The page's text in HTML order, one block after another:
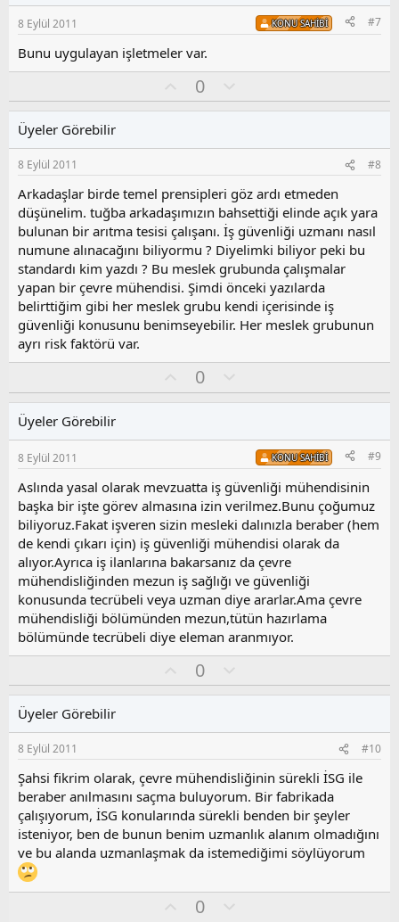
s
u
o
l
8 Eylül 2011 KONU SAHIBI #7
Bunu uygulayan işletmeler var.
y
0
l
s
u
z
o
y
l
a
Üyeler Görebilir
8 Eylül 2011 #8
Arkadaşlar birde temel prensipleri göz ardı etmeden
düşünelim. tuğba arkadaşımızın bahsettiği elinde açık yara
bulunan bir arıtma tesisi çalışanı. İş güvenliği uzmanı nasıl
numune alınacağını biliyormu ? Diyelimki biliyor peki bu
standardı kim yazdı ? Bu meslek grubunda çalışmalar
yapan bir çevre mühendisi. Şimdi önceki yazılarda
belirttiğim gibi her meslek grubu kendi içerisinde iş
güvenliği konusunu benimseyebilir. Her meslek grubunun
ayrı risk faktörü var.
y
0
l
s
u
z
o
y
l
a
Üyeler Görebilir
8 Eylül 2011 KONU SAHIBI #9
Aslında yasal olarak mevzuatta iş güvenliği mühendisinin
başka bir işte görev almasına izin verilmez.Bunu çoğumuz
biliyoruz.Fakat işveren sizin mesleki dalınızla beraber (hem
de kendi çıkarı için) iş güvenliği mühendisi olarak da
alıyor.Ayrıca iş ilanlarına bakarsanız da çevre
mühendisliğinden mezun iş sağlığı ve güvenliği
konusunda tecrübeli veya uzman diye ararlar.Ama çevre
mühendisliği bölümünden mezun,tütün hazırlama
bölümünde tecrübeli diye eleman aranmıyor.
y
0
l
s
u
z
o
y
l
a
Üyeler Görebilir
8 Eylül 2011 #10
Şahsi fikrim olarak, çevre mühendisliğinin sürekli İSG ile
beraber anılmasını saçma buluyorum. Bir fabrikada
çalışıyorum, İSG konularında sürekli benden bir şeyler
isteniyor, ben de bunun benim uzmanlık alanım olmadığını
ve bu alanda uzmanlaşmak da istemediğimi söylüyorum
0